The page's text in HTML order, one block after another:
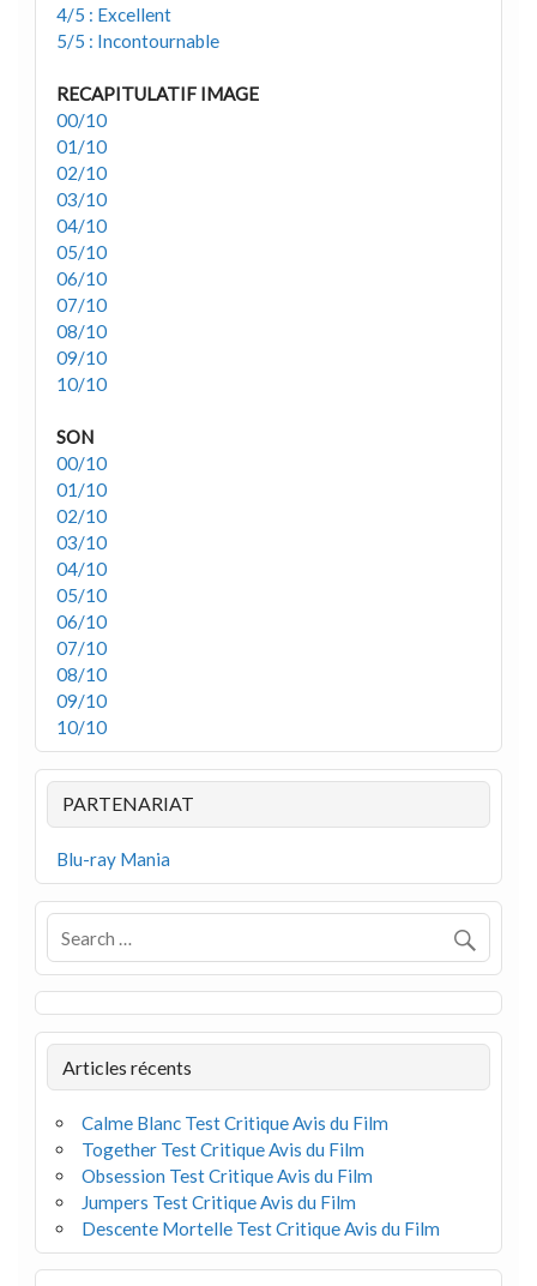
4/5 : Excellent
5/5 : Incontournable
RECAPITULATIF IMAGE
00/10
01/10
02/10
03/10
04/10
05/10
06/10
07/10
08/10
09/10
10/10
SON
00/10
01/10
02/10
03/10
04/10
05/10
06/10
07/10
08/10
09/10
10/10
PARTENARIAT
Blu-ray Mania
Articles récents
Calme Blanc Test Critique Avis du Film
Together Test Critique Avis du Film
Obsession Test Critique Avis du Film
Jumpers Test Critique Avis du Film
Descente Mortelle Test Critique Avis du Film